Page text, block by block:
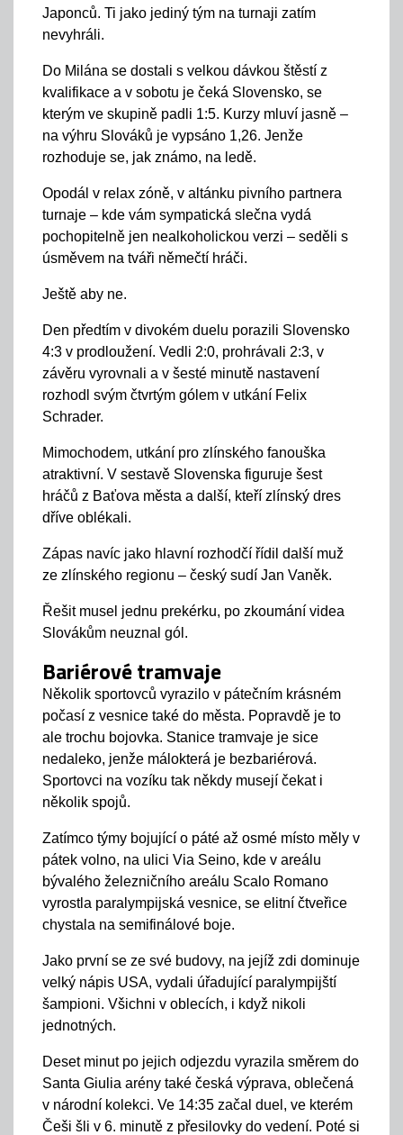
Japonců. Ti jako jediný tým na turnaji zatím
nevyhráli.
Do Milána se dostali s velkou dávkou štěstí z
kvalifikace a v sobotu je čeká Slovensko, se
kterým ve skupině padli 1:5. Kurzy mluví jasně –
na výhru Slováků je vypsáno 1,26. Jenže
rozhoduje se, jak známo, na ledě.
Opodál v relax zóně, v altánku pivního partnera
turnaje – kde vám sympatická slečna vydá
pochopitelně jen nealkoholickou verzi – seděli s
úsměvem na tváři němečtí hráči.
Ještě aby ne.
Den předtím v divokém duelu porazili Slovensko
4:3 v prodloužení. Vedli 2:0, prohrávali 2:3, v
závěru vyrovnali a v šesté minutě nastavení
rozhodl svým čtvrtým gólem v utkání Felix
Schrader.
Mimochodem, utkání pro zlínského fanouška
atraktivní. V sestavě Slovenska figuruje šest
hráčů z Baťova města a další, kteří zlínský dres
dříve oblékali.
Zápas navíc jako hlavní rozhodčí řídil další muž
ze zlínského regionu – český sudí Jan Vaněk.
Řešit musel jednu prekérku, po zkoumání videa
Slovákům neuznal gól.
Bariérové tramvaje
Několik sportovců vyrazilo v pátečním krásném
počasí z vesnice také do města. Popravdě je to
ale trochu bojovka. Stanice tramvaje je sice
nedaleko, jenže málokterá je bezbariérová.
Sportovci na vozíku tak někdy musejí čekat i
několik spojů.
Zatímco týmy bojující o páté až osmé místo měly v
pátek volno, na ulici Via Seino, kde v areálu
bývalého železničního areálu Scalo Romano
vyrostla paralympijská vesnice, se elitní čtveřice
chystala na semifinálové boje.
Jako první se ze své budovy, na jejíž zdi dominuje
velký nápis USA, vydali úřadující paralympijští
šampioni. Všichni v oblecích, i když nikoli
jednotných.
Deset minut po jejich odjezdu vyrazila směrem do
Santa Giulia arény také česká výprava, oblečená
v národní kolekci. Ve 14:35 začal duel, ve kterém
Češi šli v 6. minutě z přesilovky do vedení. Poté si